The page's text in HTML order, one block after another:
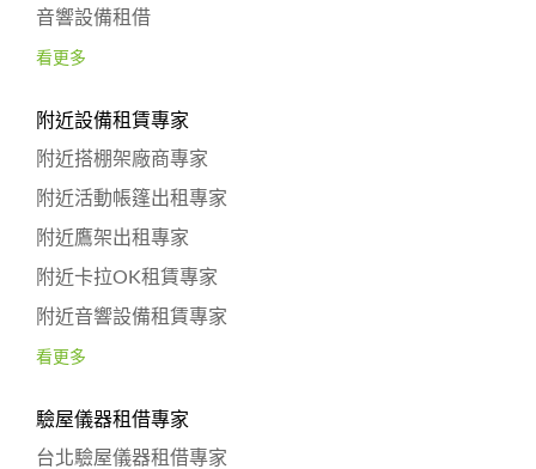
音響設備租借
看更多
附近設備租賃專家
附近搭棚架廠商專家
附近活動帳篷出租專家
附近鷹架出租專家
附近卡拉OK租賃專家
附近音響設備租賃專家
看更多
驗屋儀器租借專家
台北驗屋儀器租借專家